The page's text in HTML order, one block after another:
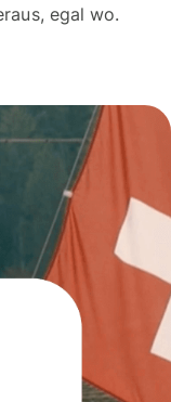
egal wo.